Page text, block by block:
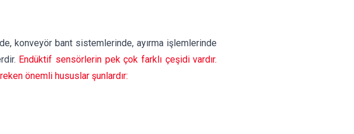
konveyör bant sistemlerinde, ayırma işlemlerinde
Endüktif sensörlerin pek çok farklı çeşidi vardır.
önemli hususlar şunlardır: